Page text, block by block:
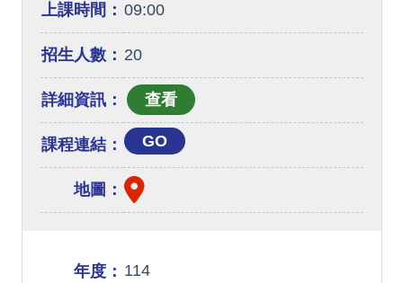
上課時間： 09:00
招生人數： 20
詳細資訊：
課程連結： GO
地圖：
年度： 114